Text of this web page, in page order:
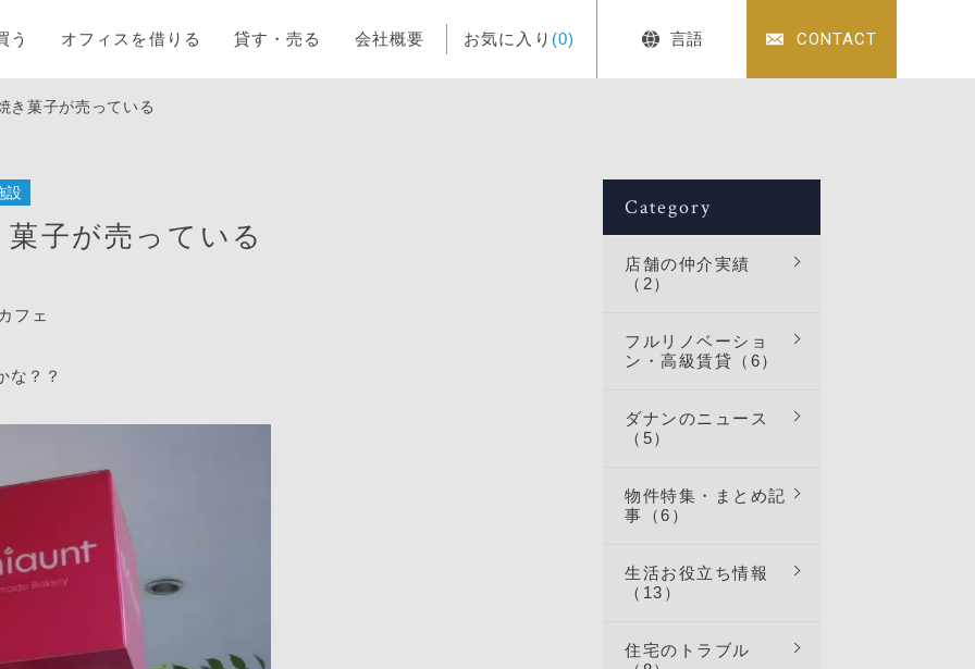
う オフィスを借りる 貸す・売る 会社概要 お気に入り (0) 言語 CONTACT
き菓子が売っている
設
子が売っている
フェ
な？？
Category
店舗の仲介実績
（2）
フルリノベーショ
ン・高級賃貸（6）
ダナンのニュース
（5）
物件特集・まとめ記
事（6）
生活お役立ち情報
（13）
住宅のトラブル